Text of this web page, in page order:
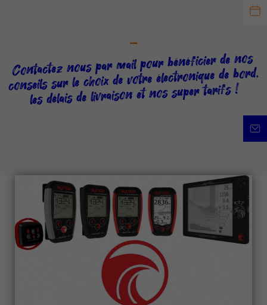
---
Contactez nous par mail pour bénéficier de nos
conseils sur le choix de votre électronique de bord,
les délais de livraison et nos super tarifs !